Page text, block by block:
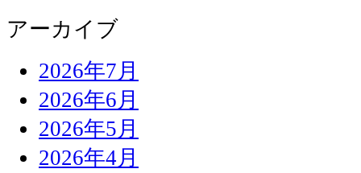
アーカイブ
2026年7月
2026年6月
2026年5月
2026年4月